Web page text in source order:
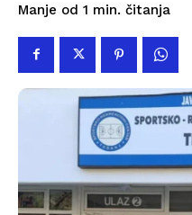
Manje od 1 min. čitanja